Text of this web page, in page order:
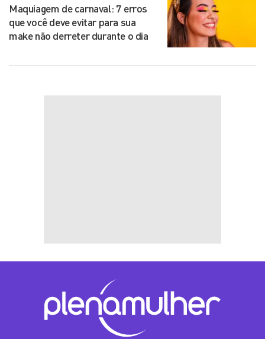
Maquiagem de carnaval: 7 erros
que você deve evitar para sua
make não derreter durante o dia